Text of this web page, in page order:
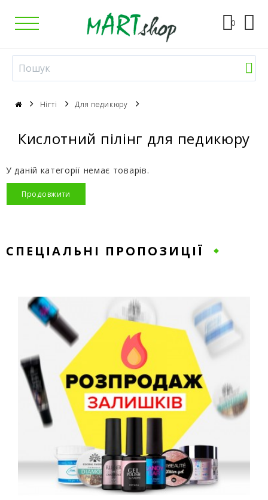
0
Нігті Для педикюру
Кислотний пілінг для педикюру
У даній категорії немає товарів.
Продовжити
СПЕЦІАЛЬНІ ПРОПОЗИЦІЇ